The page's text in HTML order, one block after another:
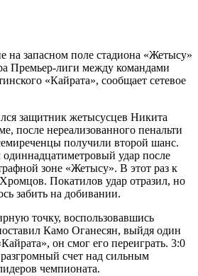
на запасном поле стадиона «Жетысу»
Премьер-лиги между командами
«Кайрата», сообщает сетевое
защитник жетысусцев Никита
после нереализованного пенальти
получили второй шанс.
удар после
зоне «Жетысу». В этот раз к
Покатилов удар отразил, но
забить на добивании.
точку, воспользовавшись
Камо Оганесян, выйдя один
он смог его переиграть. 3:0
счет над сильным
чемпионата.